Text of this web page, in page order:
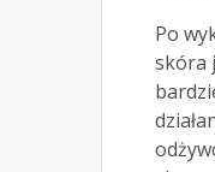
Po
skóra